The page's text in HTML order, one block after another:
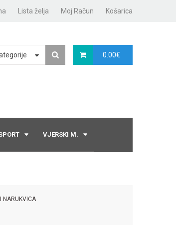
Lista želja Moj Račun Košarica
0.00€
VJERSKI M.
NARUKVICA